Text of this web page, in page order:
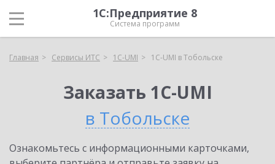
1С:Предприятие 8
Система программ
Главная Сервисы ИТС 1C-UMI 1C-UMI в Тобольске
Заказать 1C-UMI
в Тобольске
Ознакомьтесь с информационными карточками,